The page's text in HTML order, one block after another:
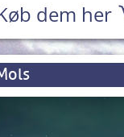
dem her